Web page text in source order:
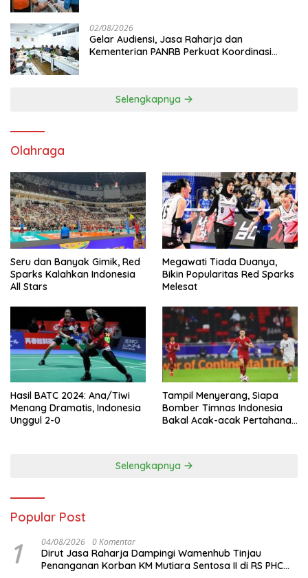
02/08/2026
Gelar Audiensi, Jasa Raharja dan
Kementerian PANRB Perkuat Koordinasi
Selengkapnya
Olahraga
Seru dan Banyak Gimik, Red
Sparks Kalahkan Indonesia
All Stars
Megawati Tiada Duanya,
Bikin Popularitas Red Sparks
Melesat
Hasil BATC 2024: Ana/Tiwi
Menang Dramatis, Indonesia
Unggul 2-0
Tampil Menyerang, Siapa
Bomber Timnas Indonesia
Bakal Acak-acak Pertahanan
Selengkapnya
Popular Post
1 04/08/2026 0 Komentar
Dirut Jasa Raharja Dampingi Wamenhub Tinjau
Penanganan Korban KM Mutiara Sentosa II di RS PHC